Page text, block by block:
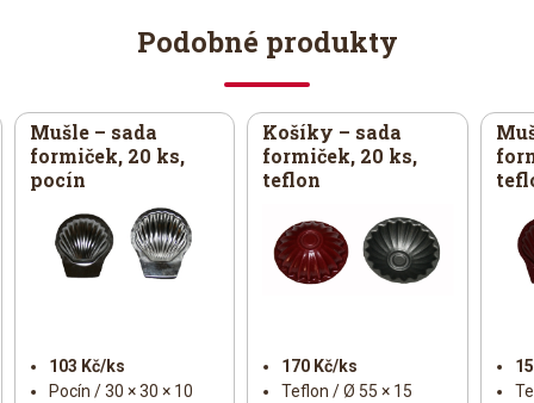
Podobné produkty
Mušle – sada
formiček, 20 ks,
pocín
103 Kč/ks
Pocín / 30 × 30 × 10
Košíky – sada
formiček, 20 ks,
teflon
170 Kč/ks
Teflon / Ø 55 × 15